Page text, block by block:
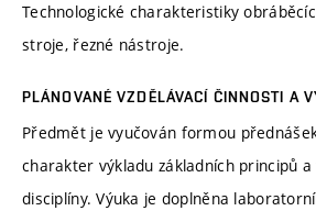
Technologické charakteristiky
stroje, řezné nástroje.
PLÁNOVANÉ VZDĚLÁVACÍ ČINNOSTI A
Předmět je vyučován formou
charakter výkladu základních principů
disciplíny. Výuka je doplněna